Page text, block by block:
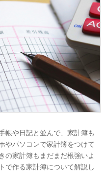
帳や日記と並んで、家計簿も
やパソコンで家計簿をつけて
の家計簿もまだまだ根強いよ
で作る家計簿について解説し